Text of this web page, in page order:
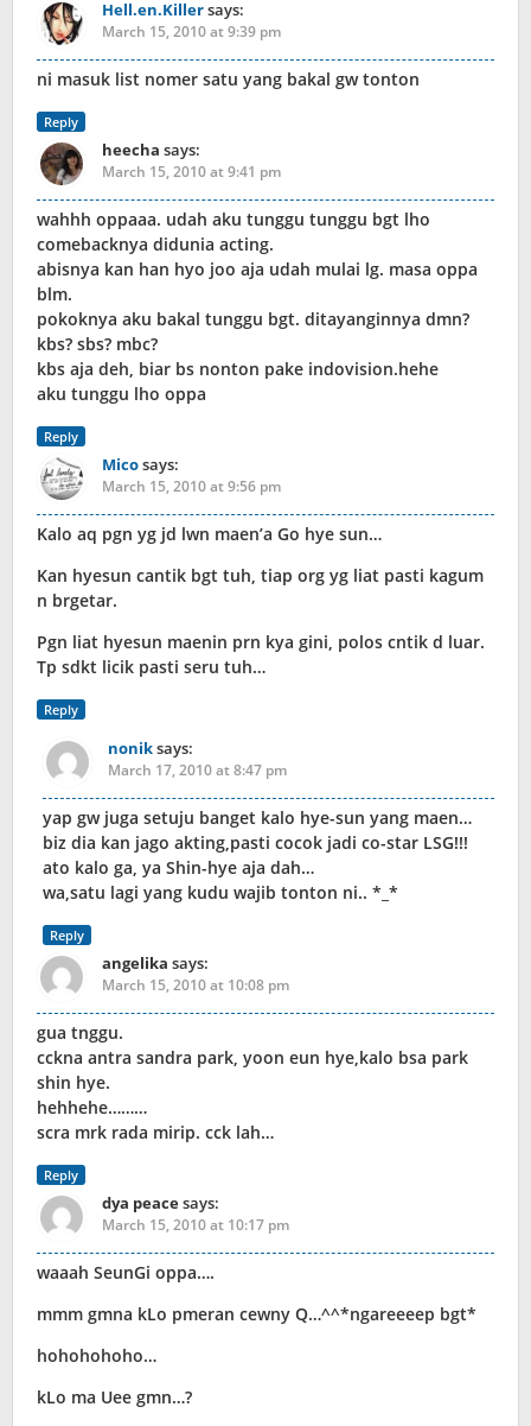
Hell.en.Killersays:
March 15, 2010 at 9:39 pm
ni masuk list nomer satu yang bakal gw tonton
Reply
heecha says:
March 15, 2010 at 9:41 pm
wahhh oppaaa. udah aku tunggu tunggu bgt lho
comebacknya didunia acting.
abisnya kan han hyo joo aja udah mulai lg. masa oppa
blm.
pokoknya aku bakal tunggu bgt. ditayanginnya dmn?
kbs? sbs? mbc?
kbs aja deh, biar bs nonton pake indovision.hehe
aku tunggu lho oppa
Reply
Micosays:
March 15, 2010 at 9:56 pm
Kalo aq pgn yg jd lwn maen’a Go hye sun…
Kan hyesun cantik bgt tuh, tiap org yg liat pasti kagum
n brgetar.
Pgn liat hyesun maenin prn kya gini, polos cntik d luar.
Tp sdkt licik pasti seru tuh…
Reply
noniksays:
March 17, 2010 at 8:47 pm
yap gw juga setuju banget kalo hye-sun yang maen…
biz dia kan jago akting,pasti cocok jadi co-star LSG!!!
ato kalo ga, ya Shin-hye aja dah…
wa,satu lagi yang kudu wajib tonton ni.. *_*
Reply
angelika says:
March 15, 2010 at 10:08 pm
gua tnggu.
cckna antra sandra park, yoon eun hye,kalo bsa park
shin hye.
hehhehe………
scra mrk rada mirip. cck lah…
Reply
dya peacesays:
March 15, 2010 at 10:17 pm
waaah SeunGi oppa….
mmm gmna kLo pmeran cewny Q…^^*ngareeeep bgt*
hohohohoho…
kLo ma Uee gmn…?